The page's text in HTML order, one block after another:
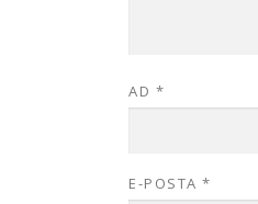
AD *
E-POSTA *